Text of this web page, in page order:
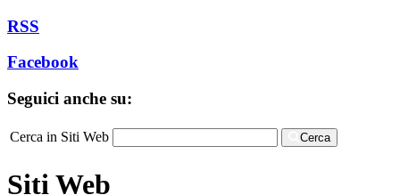
RSS
Facebook
Seguici anche su:
Cerca in Siti Web Cerca
Siti Web